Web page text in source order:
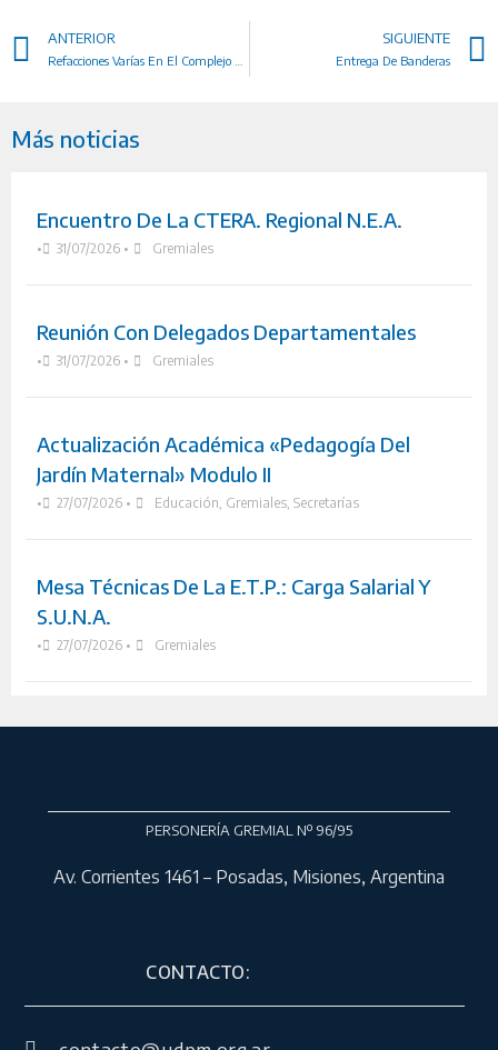
ANTERIOR SIGUIENTE
Entrega De Banderas
Más noticias
Encuentro De La CTERA. Regional N.E.A.
• 31/07/2026 • Gremiales
Reunión Con Delegados Departamentales
• 31/07/2026 • Gremiales
Actualización Académica «Pedagogía Del
Jardín Maternal» Modulo II
• 27/07/2026 • Educación Gremiales, Secretarías
Mesa Técnicas De La E.T.P.: Carga Salarial Y
S.U.N.A.
• 27/07/2026 • Gremiales
PERSONERÍA GREMIAL Nº 96/95
Av. Corrientes 1461 – Posadas, Misiones, Argentina
CONTACTO: